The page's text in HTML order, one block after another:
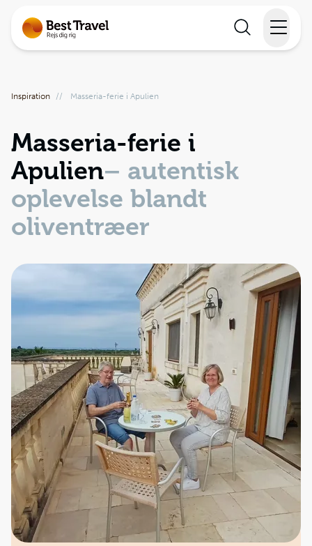
Rejsekalender
Inspiration
Information
Min Rejse
Inspiration // Masseria-ferie i Apulien
Masseria-ferie i
Apulien– autentisk
oplevelse blandt
oliventræer